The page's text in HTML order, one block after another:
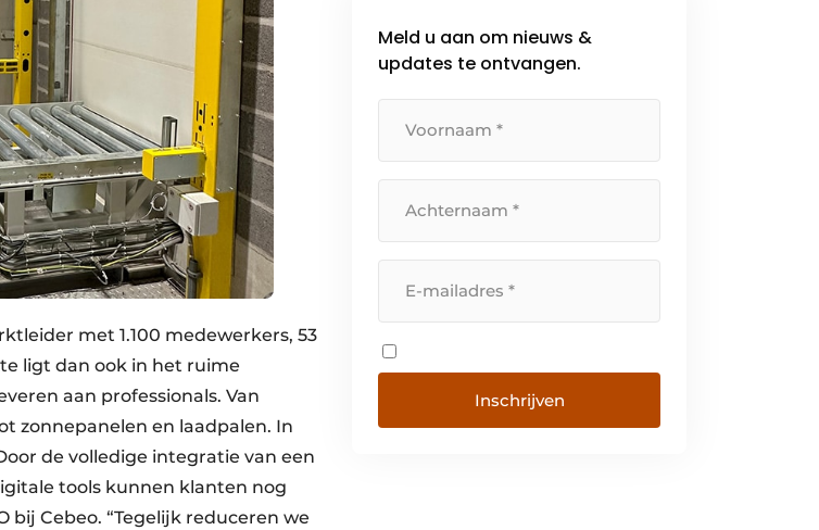
met 1.100 medewerkers, 53
ligt dan ook in het ruime
aan professionals. Van
zonnepanelen en laadpalen. In
de volledige integratie van een
tools kunnen klanten nog
bij Cebeo. “Tegelijk reduceren we
Meld u aan om nieuws &
updates te ontvangen.